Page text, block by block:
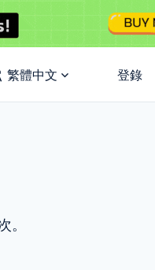
繁體中文 登錄
。